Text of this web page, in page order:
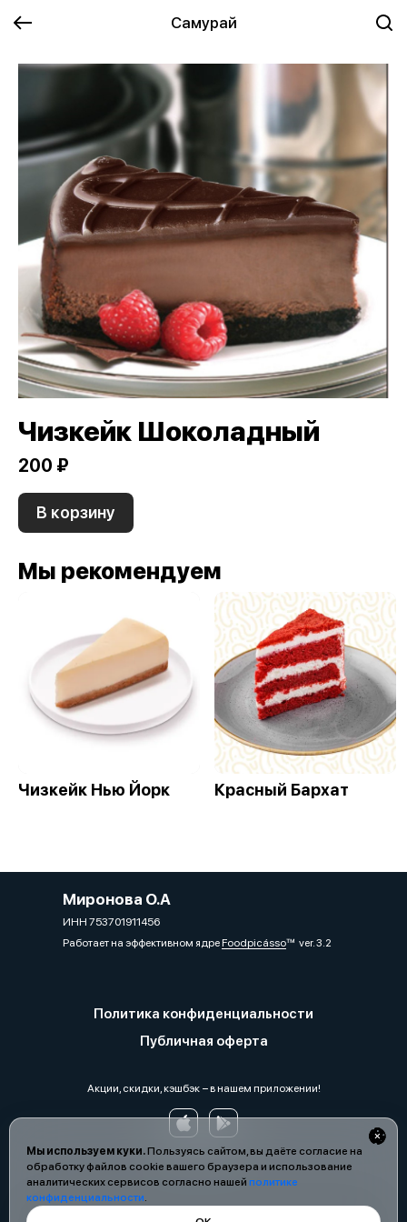
Самурай
Мы используем куки.Пользуясь сайтом, вы даёте согласие на
обработку файлов cookie вашего браузера и использование
аналитических сервисов согласно нашей политике
конфиденциальности.
Чизкейк Шоколадный
200 ₽
В корзину
Мы рекомендуем
Чизкейк Нью Йорк Красный Бархат
Миронова О.А
ИНН 753701911456
Работает на эффективном ядреFoodpicássover. 3.2
Политика конфиденциальности
Публичная оферта
Акции, скидки, кэшбэк − в нашем приложении!